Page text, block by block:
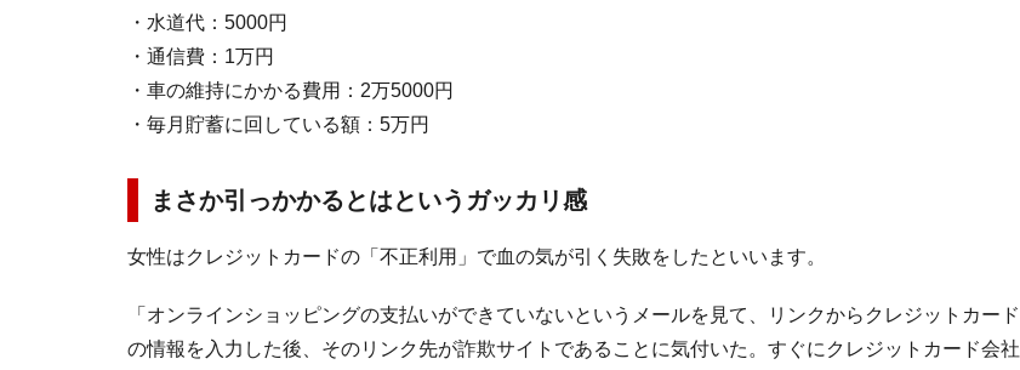
・水道代：5000円
・通信費：1万円
・車の維持にかかる費用：2万5000円
・毎月貯蓄に回している額：5万円
まさか引っかかるとはというガッカリ感
女性はクレジットカードの「不正利用」で血の気が引く失敗をしたといいます。
「オンラインショッピングの支払いができていないというメールを見て、リンクからクレジットカード
の情報を入力した後、そのリンク先が詐欺サイトであることに気付いた。すぐにクレジットカード会社